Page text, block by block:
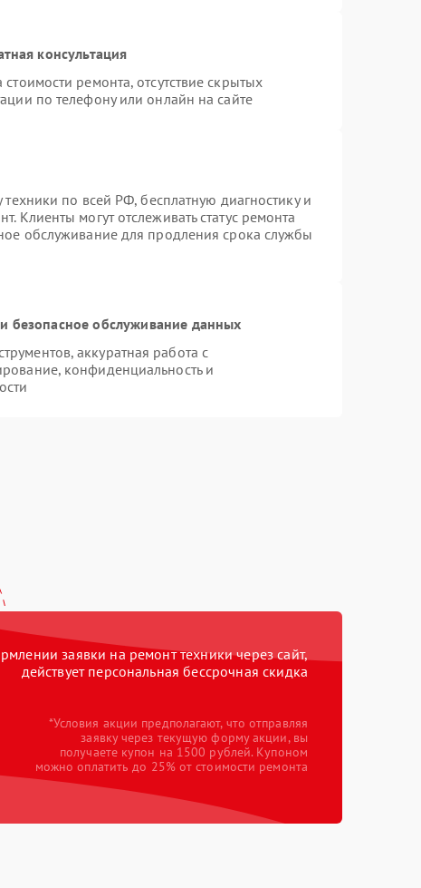
консультация
ремонта, отсутствие скрытых
по телефону или онлайн на сайте
по всей РФ, бесплатную диагностику и
Клиенты могут отслеживать статус ремонта
обслуживание для продления срока службы
обслуживание данных
аккуратная работа с
конфиденциальность и
заявки на ремонт техники через сайт,
действует персональная бессрочная скидка
*Условия акции предполагают, что отправляя
заявку через текущую форму акции, вы
получаете купон на 1500 рублей. Купоном
можно оплатить до 25% от стоимости ремонта